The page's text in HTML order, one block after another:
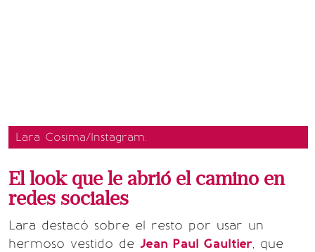
Lara Cosima/Instagram.
El look que le abrió el camino en
redes sociales
Lara destacó sobre el resto por usar un
hermoso vestido de Jean Paul Gaultier, que